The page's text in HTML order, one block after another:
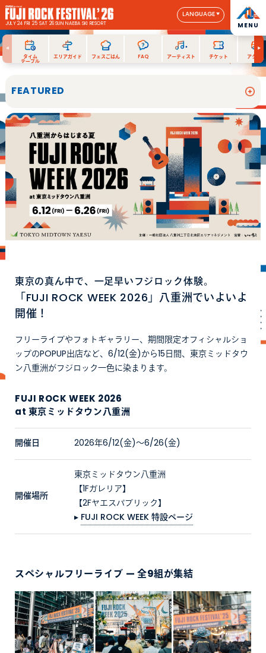
JULY 24 FRI 25 SAT 26 SUNNAEBA SKI RESORT
LANGUAGE
MENU
タイム
テーブル
エリアガイド フェスごはん FAQ アーティスト チケット アクセス
FEATURED
東京の真ん中で、一足早いフジロック体験。
「FUJI ROCK WEEK 2026」八重洲でいよいよ
開催！
フリーライブやフォトギャラリー、期間限定オフィシャルショ
ップのPOPUP出店など、6/12(金)から15日間、東京ミッドタウ
ン八重洲がフジロック一色に染まります。
FUJI ROCK WEEK 2026
at 東京ミッドタウン八重洲
開催日 2026年6/12(金)〜6/26(金)
開催場所
東京ミッドタウン八重洲
【1Fガレリア】
【2Fヤエスパブリック】
▸ FUJI ROCK WEEK 特設ページ
スペシャルフリーライブ — 全9組が集結